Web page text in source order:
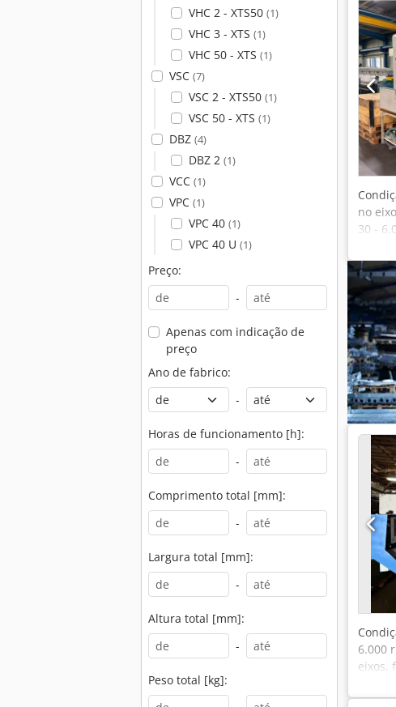
VHC 2 - XTS50 (1)
VHC 3 - XTS (1)
VHC 50 - XTS (1)
VSC (7)
VSC 2 - XTS50 (1)
VSC 50 - XTS (1)
DBZ (4)
DBZ 2 (1)
VCC (1)
VPC (1)
VPC 40 (1)
VPC 40 U (1)
Preço:
-
Apenas com indicação de
preço
Ano de fabrico:
-
Horas de funcionamento [h]:
-
Comprimento total [mm]:
-
Largura total [mm]:
-
Altura total [mm]:
-
Peso total [kg]:
no
30 -
de
nos
Acgor
6.000
eixos,